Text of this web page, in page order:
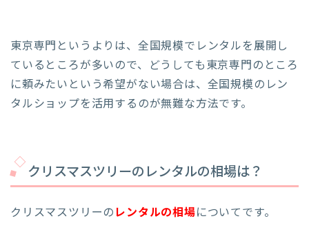
東京専門というよりは、全国規模でレンタルを展開し
ているところが多いので、どうしても東京専門のところ
に頼みたいという希望がない場合は、全国規模のレン
タルショップを活用するのが無難な方法です。
クリスマスツリーのレンタルの相場は？
クリスマスツリーの レンタルの相場についてです。